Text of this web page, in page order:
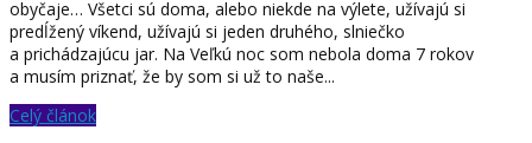
obyčaje… Všetci sú doma, alebo niekde na výlete, užívajú si
predĺžený víkend, užívajú si jeden druhého, slniečko
a prichádzajúcu jar. Na Veľkú noc som nebola doma 7 rokov
a musím priznať, že by som si už to naše...
Celý článok